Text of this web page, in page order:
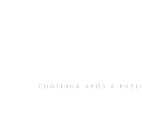
CONTINUA APÓS A